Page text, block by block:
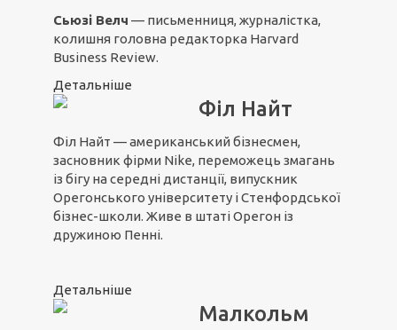
Сьюзі Велч — письменниця, журналістка,
колишня головна редакторка Harvard
Business Review.
Детальніше
Філ Найт
Філ Найт — американський бізнесмен,
засновник фірми Nike, переможець змагань
із бігу на середні дистанції, випускник
Орегонського університету і Стенфордської
бізнес-школи. Живе в штаті Орегон із
дружиною Пенні.
Детальніше
Малкольм